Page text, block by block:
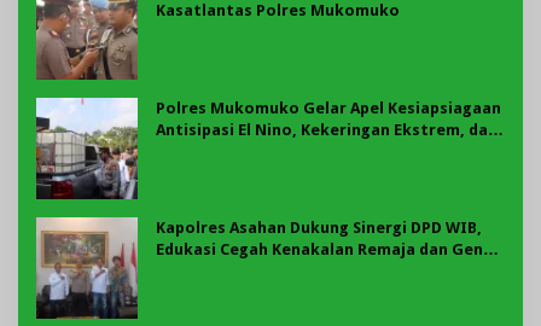
Kasatlantas Polres Mukomuko
Polres Mukomuko Gelar Apel Kesiapsiagaan
Antisipasi El Nino, Kekeringan Ekstrem, dan
Kapolres Asahan Dukung Sinergi DPD WIB,
Edukasi Cegah Kenakalan Remaja dan Geng